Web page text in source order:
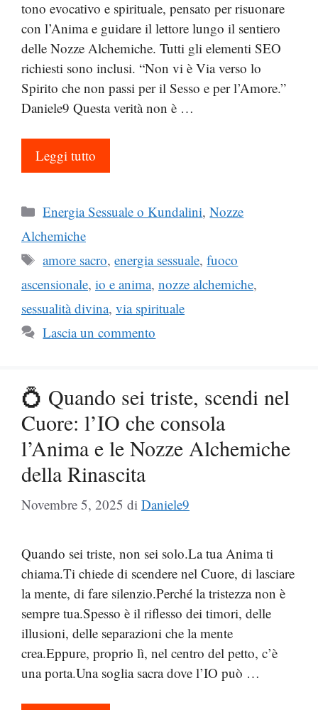
tono evocativo e spirituale, pensato per risuonare
con l’Anima e guidare il lettore lungo il sentiero
delle Nozze Alchemiche. Tutti gli elementi SEO
richiesti sono inclusi. “Non vi è Via verso lo
Spirito che non passi per il Sesso e per l’Amore.”
Daniele9 Questa verità non è …
Leggi tutto
Categorie
Energia Sessuale o Kundalini,Nozze
Alchemiche
Tag
amore sacro,energia sessuale,fuoco
ascensionale, io e anima, nozze alchemiche,
sessualità divina, via spirituale
Lascia un commento
💍 Quando sei triste, scendi nel
Cuore: l’IO che consola
l’Anima e le Nozze Alchemiche
della Rinascita
Novembre 5, 2025 di Daniele9
Quando sei triste, non sei solo.La tua Anima ti
chiama.Ti chiede di scendere nel Cuore, di lasciare
la mente, di fare silenzio.Perché la tristezza non è
sempre tua.Spesso è il riflesso dei timori, delle
illusioni, delle separazioni che la mente
crea.Eppure, proprio lì, nel centro del petto, c’è
una porta.Una soglia sacra dove l’IO può …